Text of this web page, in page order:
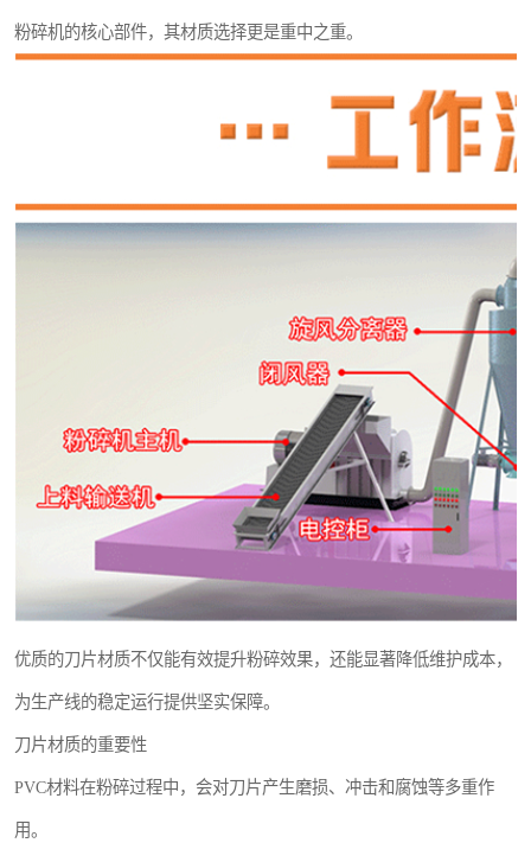
粉碎机的核心部件，其材质选择更是重中之重。
优质的刀片材质不仅能有效提升粉碎效果，还能显著降低维护成本，
为生产线的稳定运行提供坚实保障。
刀片材质的重要性
PVC材料在粉碎过程中，会对刀片产生磨损、冲击和腐蚀等多重作
用。
锯末滚筒筛